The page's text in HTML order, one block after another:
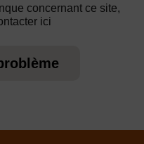
concernant ce site,
ici